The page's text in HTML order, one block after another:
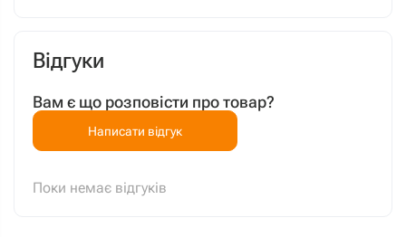
Відгуки
Вам є що розповісти про товар?
Написати відгук
Поки немає відгуків